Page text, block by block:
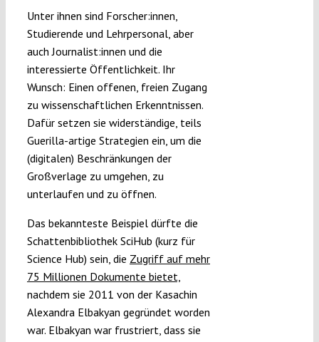
Unter ihnen sind Forscher:innen,
Studierende und Lehrpersonal, aber
auch Journalist:innen und die
interessierte Öffentlichkeit. Ihr
Wunsch: Einen offenen, freien Zugang
zu wissenschaftlichen Erkenntnissen.
Dafür setzen sie widerständige, teils
Guerilla-artige Strategien ein, um die
(digitalen) Beschränkungen der
Großverlage zu umgehen, zu
unterlaufen und zu öffnen.
Das bekannteste Beispiel dürfte die
Schattenbibliothek SciHub (kurz für
Science Hub) sein, die Zugriff auf mehr
75 Millionen Dokumente bietet,
nachdem sie 2011 von der Kasachin
Alexandra Elbakyan gegründet worden
war. Elbakyan war frustriert, dass sie